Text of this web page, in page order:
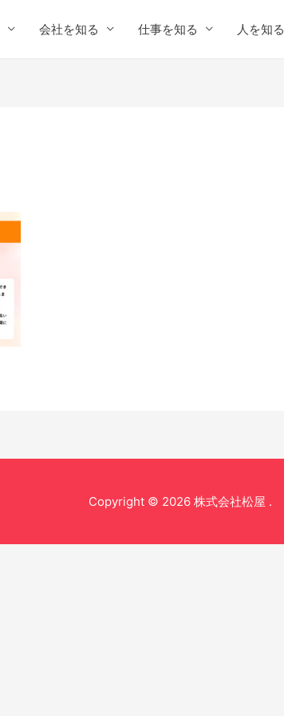
会社を知る 仕事を知る 人を知る
Copyright © 2026 株式会社松屋 .